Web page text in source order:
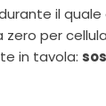
il
per
in tavola: